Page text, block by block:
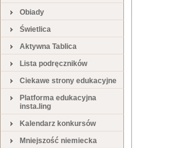
Obiady
Świetlica
Aktywna Tablica
Lista podręczników
Ciekawe strony edukacyjne
Platforma edukacyjna
insta.ling
Kalendarz konkursów
Mniejszość niemiecka